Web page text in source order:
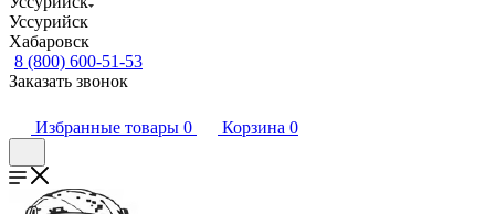
Уссурийск
Хабаровск
8 (800) 600-51-53
Заказать звонок
Избранные товары 0 Корзина 0